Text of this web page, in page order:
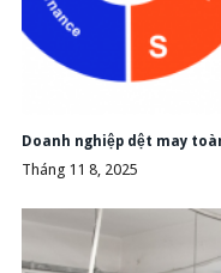
Doanh nghiệp dệt may
Tháng 11 8, 2025